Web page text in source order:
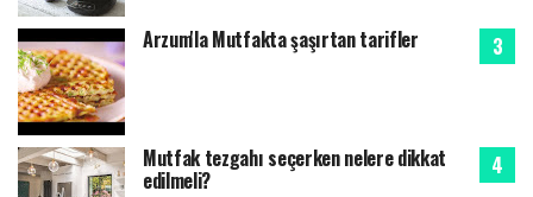
Arzum'la Mutfakta şaşırtan tarifler
Mutfak tezgahı seçerken nelere dikkat
edilmeli?